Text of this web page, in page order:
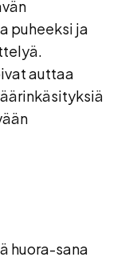
puheeksi ja
auttaa
huora-sana